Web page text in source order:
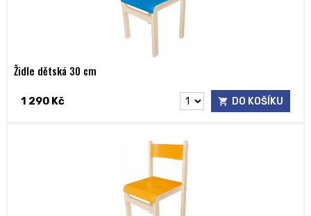
Židle dětská 30 cm
1 290 Kč DO KOŠÍKU